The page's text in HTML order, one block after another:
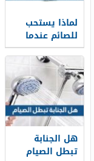
لماذا يستحب
للصائم عندما
يخاصمه شخص
ان يقول اني
صائم
هل الجنابة
تبطل الصيام